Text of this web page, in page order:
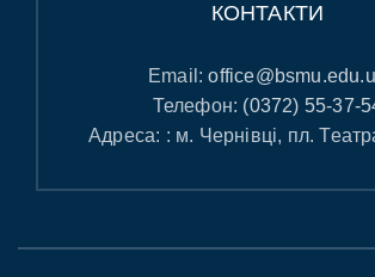
КОНТАКТИ
Email:
Телефон: (0372) 55-37-
Адреса: : м. Чернівці, пл.